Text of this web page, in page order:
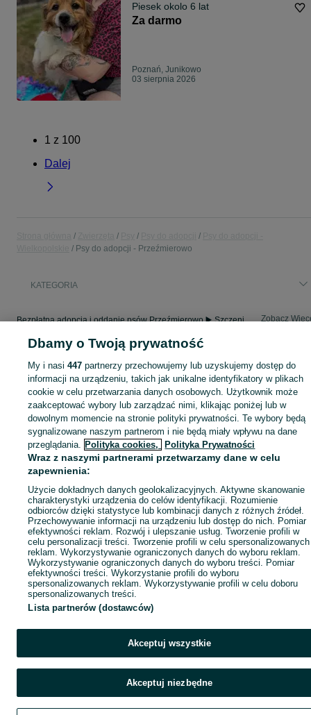
Piesek okolo 6 lat
Za darmo
Poznań, Junikowo
03 sierpnia 2026
1 z 100
Dalej
Psy do adopcji - Przeźmierowo
KATEGORIA
Bezpłatna adopcja i oddanie psów Przeźmierowo ▶️ Szczenięta i dorosłe psy rasowe oraz mieszańce ☝ Sprawdź aktualne oferty i znajdź przyjaciela na OLX.pl! Zobacz
Mapa miejscowości
Mapa ministron
Popularne wyszukiwania
Dbamy o Twoją prywatność
My i nasi447 partnerzy przechowujemy lub uzyskujemy dostęp do
informacji na urządzeniu, takich jak unikalne identyfikatory w plikach
cookie w celu przetwarzania danych osobowych. Użytkownik może
zaakceptować wybory lub zarządzać nimi, klikając poniżej lub w
dowolnym momencie na stronie polityki prywatności. Te wybory będą
sygnalizowane naszym partnerom i nie będą miały wpływu na dane
przeglądania. Polityka cookies, Polityka Prywatności
Wraz z naszymi partnerami przetwarzamy dane w celu
zapewnienia:
Użycie dokładnych danych geolokalizacyjnych. Aktywne skanowanie
charakterystyki urządzenia do celów identyfikacji. Rozumienie
odbiorców dzięki statystyce lub kombinacji danych z różnych źródeł.
Przechowywanie informacji na urządzeniu lub dostęp do nich. Pomiar
efektywności reklam. Rozwój i ulepszanie usług. Tworzenie profili w
celu personalizacji treści. Tworzenie profili w celu spersonalizowanych
reklam. Wykorzystywanie ograniczonych danych do wyboru reklam.
Wykorzystywanie ograniczonych danych do wyboru treści. Pomiar
efektywności treści. Wykorzystanie profili do wyboru
spersonalizowanych reklam. Wykorzystywanie profili w celu doboru
spersonalizowanych treści.
Lista partnerów (dostawców)
Akceptuj wszystkie
Akceptuj niezbędne